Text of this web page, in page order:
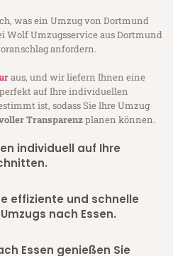
was ein Umzug von Dortmund
Wolf Umzugsservice aus Dortmund
anfordern.
aus, und wir liefern Ihnen eine
auf Ihre individuellen
ist, sodass Sie Ihre Umzug
Transparenzplanen können.
individuell auf Ihre
effiziente und schnelle
nach Essen.
Essen genießen Sie